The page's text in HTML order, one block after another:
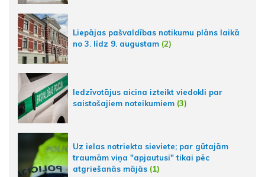
Liepājas pašvaldības notikumu plāns laikā
no 3. līdz 9. augustam (2)
Iedzīvotājus aicina izteikt viedokli par
saistošajiem noteikumiem (3)
Uz ielas notriekta sieviete; par gūtajām
traumām viņa "apjautusi" tikai pēc
atgriešanās mājās (1)